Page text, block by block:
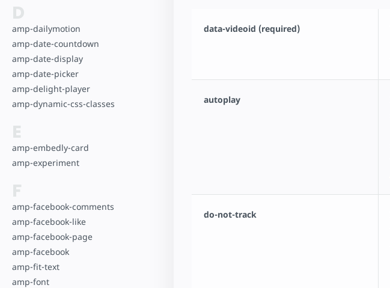
D
amp-dailymotion
amp-date-countdown
amp-date-display
amp-date-picker
amp-delight-player
amp-dynamic-css-classes
E
amp-embedly-card
amp-experiment
F
amp-facebook-comments
amp-facebook-like
amp-facebook-page
amp-facebook
amp-fit-text
amp-font
data-videoid (required)
autoplay
do-not-track